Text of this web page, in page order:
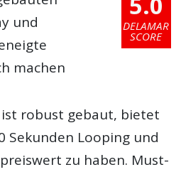
DELAMAR
SCORE
und
machen
robust gebaut, bietet
Sekunden Looping und
zu haben. Must-